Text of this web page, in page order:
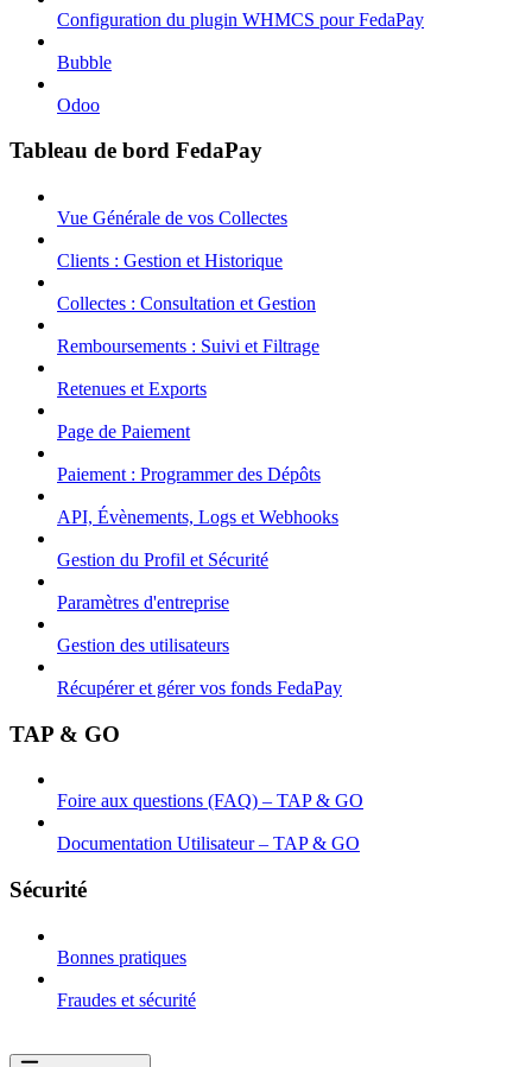
Configuration du plugin WHMCS pour FedaPay
Bubble
Odoo
Tableau de bord FedaPay
Vue Générale de vos Collectes
Clients : Gestion et Historique
Collectes : Consultation et Gestion
Remboursements : Suivi et Filtrage
Retenues et Exports
Page de Paiement
Paiement : Programmer des Dépôts
API, Évènements, Logs et Webhooks
Gestion du Profil et Sécurité
Paramètres d'entreprise
Gestion des utilisateurs
Récupérer et gérer vos fonds FedaPay
TAP & GO
Foire aux questions (FAQ) – TAP & GO
Documentation Utilisateur – TAP & GO
Sécurité
Bonnes pratiques
Fraudes et sécurité